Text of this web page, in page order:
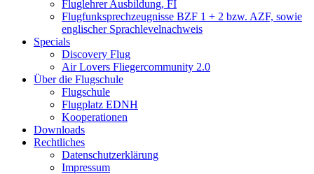
Fluglehrer Ausbildung, FI
Flugfunksprechzeugnisse BZF 1 + 2 bzw. AZF, sowie
englischer Sprachlevelnachweis
Specials
Discovery Flug
Air Lovers Fliegercommunity 2.0
Über die Flugschule
Flugschule
Flugplatz EDNH
Kooperationen
Downloads
Rechtliches
Datenschutzerklärung
Impressum